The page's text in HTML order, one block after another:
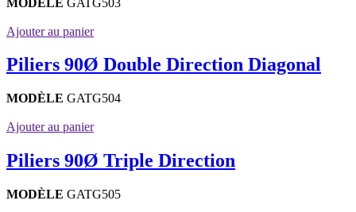
Ajouter au panier
Piliers 90Ø Double Direction Diagonal
MODÈLE GATG504
Ajouter au panier
Piliers 90Ø Triple Direction
MODÈLE GATG505